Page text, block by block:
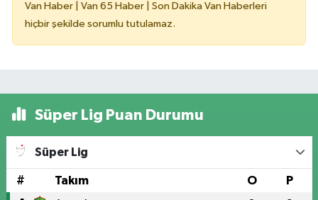
Van Haber | Van 65 Haber | Son Dakika Van Haberleri
hiçbir şekilde sorumlu tutulamaz.
Süper Lig Puan Durumu
Süper Lig
# Takım O P